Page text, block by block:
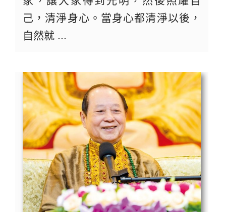
己，清淨身心。當身心都清淨以後，
自然就 ...